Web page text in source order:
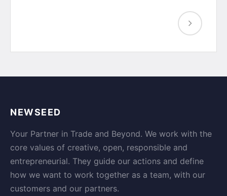
NEWSEED
Your Partner in Trade and Beyond. We work with the
core values of creative, open, responsible and
entrepreneurial. They guide our actions and define
how we want to work together as a team, with our
customers and our partners.